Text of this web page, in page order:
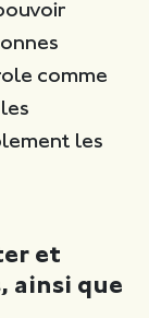
comme
les
et
ainsi que